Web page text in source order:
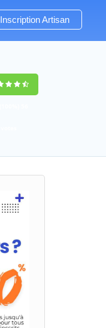
Inscription Artisan